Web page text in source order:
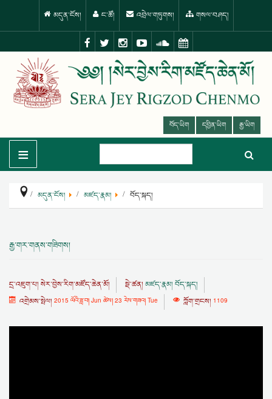
མདུན་ངོས། ང་ཚོ། འབྲེལ་གཏུགས། གསལ་བཤད།
བོད་ཡིག དབྱིན་ཡིག རྒྱ་ཡིག
≡
མདུན་ངོས། མཛད་རྣམ། བོད་སྐད།
རྒྱ་གར་གནས་གཟིགས།
དྲ་འཇུག་པ། སེར་བྱེས་རིག་མཛོད་ཆེན་མོ། སྡེ་ཚན། མཛད་རྣམ། བོད་སྐད།
འགྲེམས་སྤེལ། 2015 ལོའི་ཟླ་བ། Jun ཚེས། 23 རེས་གཟའ། Tue ཀློག་གྲངས། 1109